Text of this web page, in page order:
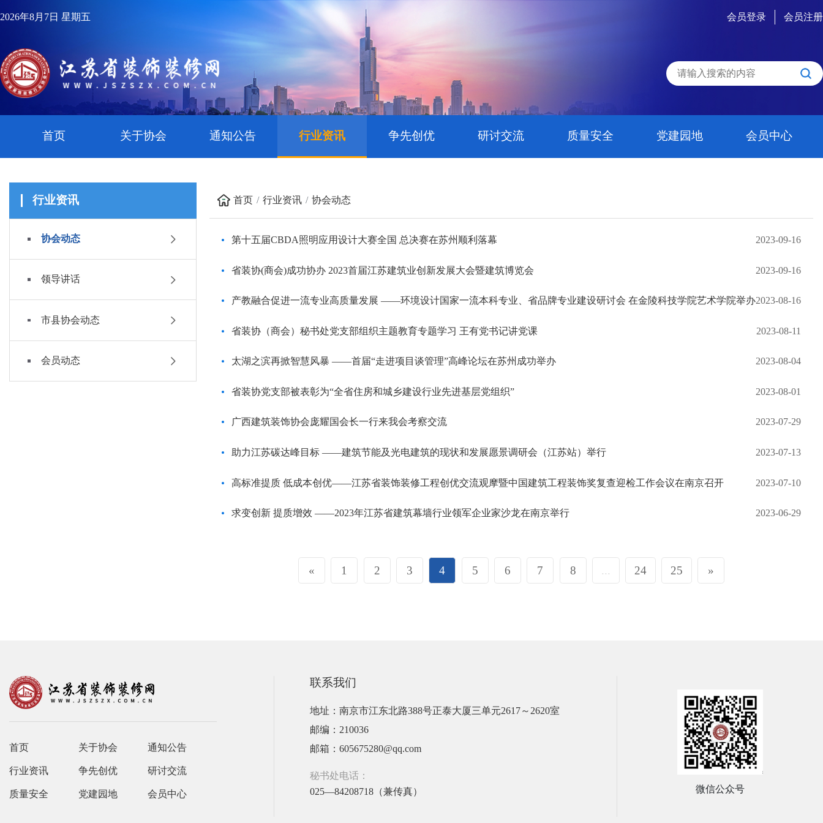
2026年8月7日 星期五 会员登录 会员注册
首页 关于协会 通知公告 行业资讯 争先创优 研讨交流 质量安全 党建园地 会员中心
行业资讯
协会动态
领导讲话
市县协会动态
会员动态
首页 行业资讯 协会动态
第十五届CBDA照明应用设计大赛全国 总决赛在苏州顺利落幕 2023-09-16
省装协(商会)成功协办 2023首届江苏建筑业创新发展大会暨建筑博览会 2023-09-16
产教融合促进一流专业高质量发展 ——环境设计国家一流本科专业、省品牌专业建设研讨会 在金陵科技学院艺术学院举办2023-08-16
省装协（商会）秘书处党支部组织主题教育专题学习 王有党书记讲党课 2023-08-11
太湖之滨再掀智慧风暴 ——首届“走进项目谈管理”高峰论坛在苏州成功举办 2023-08-04
省装协党支部被表彰为“全省住房和城乡建设行业先进基层党组织” 2023-08-01
广西建筑装饰协会庞耀国会长一行来我会考察交流 2023-07-29
助力江苏碳达峰目标 ——建筑节能及光电建筑的现状和发展愿景调研会（江苏站）举行 2023-07-13
高标准提质 低成本创优——江苏省装饰装修工程创优交流观摩暨中国建筑工程装饰奖复查迎检工作会议在南京召开 2023-07-10
求变创新 提质增效 ——2023年江苏省建筑幕墙行业领军企业家沙龙在南京举行 2023-06-29
« 1 2 3 4 5 6 7 8 ... 24 25 »
首页 关于协会 通知公告
行业资讯 争先创优 研讨交流
质量安全 党建园地 会员中心
联系我们
地址：南京市江东北路388号正泰大厦三单元2617～2620室
邮编：210036
邮箱：605675280@qq.com
秘书处电话：
025—84208718（兼传真）
微信公众号